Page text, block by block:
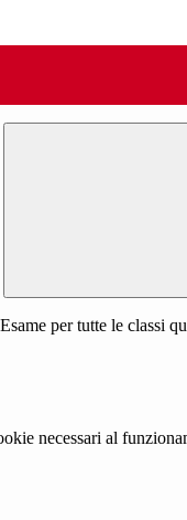
per tutte le classi
necessari al